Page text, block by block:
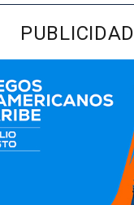
PUBLICIDAD